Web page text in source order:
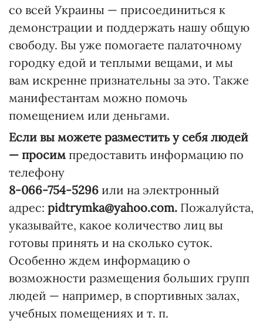
со всей Украины — присоединиться к
демонстрации и поддержать нашу общую
свободу. Вы уже помогаете палаточному
городку едой и теплыми вещами, и мы
вам искренне признательны за это. Также
манифестантам можно помочь
помещением или деньгами.
Если вы можете разместить у себя людей
— просим предоставить информацию по
телефону
8-066-754-5296 или на электронный
адрес: pidtrymka@yahoo.com. Пожалуйста,
указывайте, какое количество лиц вы
готовы принять и на сколько суток.
Особенно ждем информацию о
возможности размещения больших групп
людей — например, в спортивных залах,
учебных помещениях и т. п.